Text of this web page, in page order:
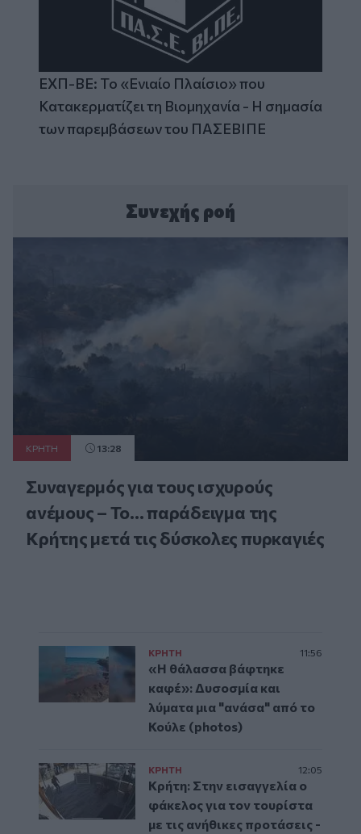
ΕΧΠ-ΒΕ: Το «Ενιαίο Πλαίσιο» που
Κατακερματίζει τη Βιομηχανία - Η σημασία
των παρεμβάσεων του ΠΑΣΕΒΙΠΕ
Συνεχής ροή
ΚΡΗΤΗ 13:28
Συναγερμός για τους ισχυρούς
ανέμους – Το... παράδειγμα της
Κρήτης μετά τις δύσκολες πυρκαγιές
ΚΡΗΤΗ 11:56
«Η θάλασσα βάφτηκε
καφέ»: Δυσοσμία και
λύματα μια "ανάσα" από το
Κούλε (photos)
ΚΡΗΤΗ 12:05
Κρήτη: Στην εισαγγελία ο
φάκελος για τον τουρίστα
με τις ανήθικες προτάσεις -